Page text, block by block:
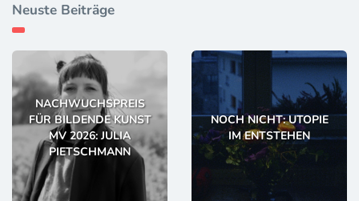
Neuste Beiträge
NACHWUCHSPREIS
FÜR BILDENDE KUNST
MV 2026: JULIA
PIETSCHMANN
NOCH NICHT: UTOPIE
IM ENTSTEHEN